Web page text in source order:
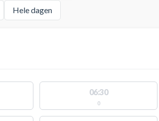
Hele dagen
06:30
0